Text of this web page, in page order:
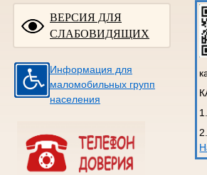
ВЕРСИЯ ДЛЯ
СЛАБОВИДЯЩИХ
Информация для
маломобильных групп
населения